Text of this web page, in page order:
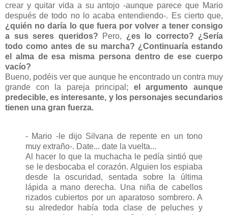
crear y quitar vida a su antojo -aunque parece que Mario
después de todo no lo acaba entendiendo-. Es cierto que,
¿quién no daría lo que fuera por volver a tener consigo
a sus seres queridos? Pero, ¿es lo correcto? ¿Sería
todo como antes de su marcha? ¿Continuaría estando
el alma de esa misma persona dentro de ese cuerpo
vacío?
Bueno, podéis ver que aunque he encontrado un contra muy
grande con la pareja principal; el argumento aunque
predecible, es interesante, y los personajes secundarios
tienen una gran fuerza.
- Mario -le dijo Silvana de repente en un tono
muy extraño-. Date... date la vuelta...
Al hacer lo que la muchacha le pedía sintió que
se le desbocaba el corazón. Alguien los espiaba
desde la oscuridad, sentada sobre la última
lápida a mano derecha. Una niña de cabellos
rizados cubiertos por un aparatoso sombrero. A
su alrededor había toda clase de peluches y